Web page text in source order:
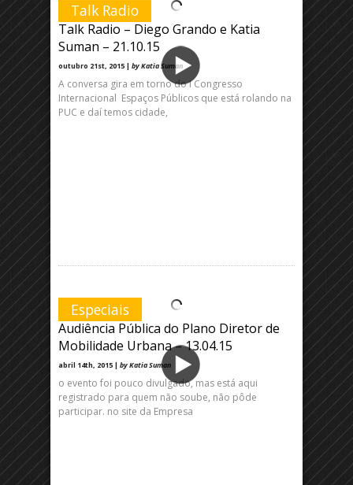
Talk Radio
Talk Radio – Diego Grando e Katia
Suman – 21.10.15
outubro 21st, 2015 | by Katia Suman
A conversa gira em torno do I Congresso
Internacional Espaços Públicos que está rolando na
PUC e daí temos cidade,
Especiais
Audiência Pública do Plano Diretor de
Mobilidade Urbana – 13.04.15
abril 14th, 2015 | by Katia Suman
o evento foi pouco divulgado, mas está aqui
registrado para quem não soube, não pôde
participar. no site da Empresa